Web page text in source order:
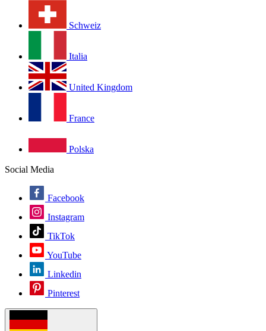
Schweiz
Italia
United Kingdom
France
Polska
Social Media
Facebook
Instagram
TikTok
YouTube
Linkedin
Pinterest